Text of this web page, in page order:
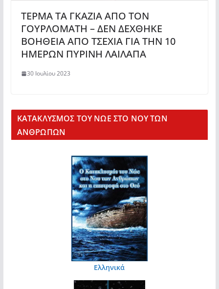
ΤΕΡΜΑ ΤΑ ΓΚΑΖΙΑ ΑΠΟ ΤΟΝ
ΓΟΥΡΛΟΜΑΤΗ – ΔΕΝ ΔΕΧΘΗΚΕ
ΒΟΗΘΕΙΑ ΑΠΟ ΤΣΕΧΙΑ ΓΙΑ ΤΗΝ 10
ΗΜΕΡΩΝ ΠΥΡΙΝΗ ΛΑΙΛΑΠΑ
30 Ιουλίου 2023
KΑΤΑΚΛΥΣΜΟΣ ΤΟΥ ΝΩΕ ΣΤΟ ΝΟΥ ΤΩΝ
ΑΝΘΡΩΠΩΝ
Ελληνικά